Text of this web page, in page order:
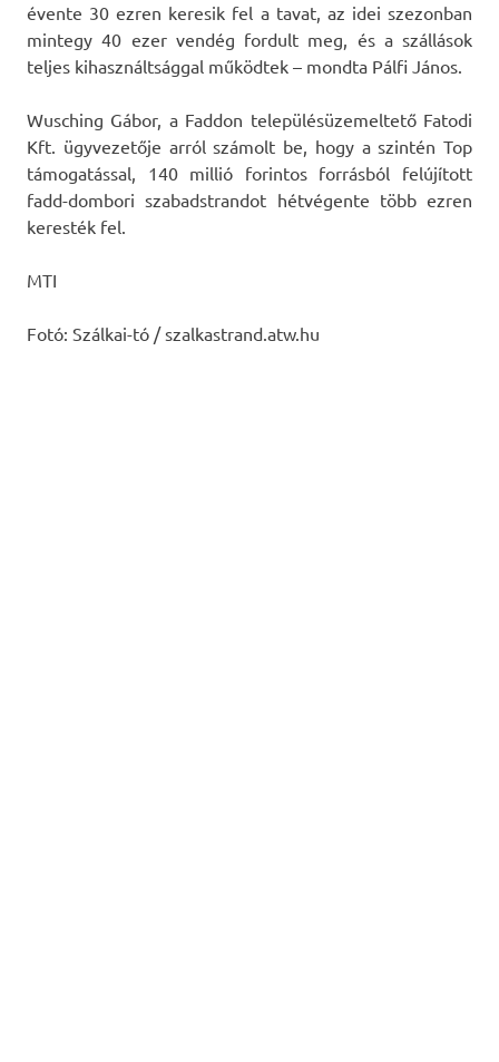
évente 30 ezren keresik fel a tavat, az idei szezonban
mintegy 40 ezer vendég fordult meg, és a szállások
teljes kihasználtsággal működtek – mondta Pálfi János.
Wusching Gábor, a Faddon településüzemeltető Fatodi
Kft. ügyvezetője arról számolt be, hogy a szintén Top
támogatással, 140 millió forintos forrásból felújított
fadd-dombori szabadstrandot hétvégente több ezren
keresték fel.
MTI
Fotó: Szálkai-tó / szalkastrand.atw.hu